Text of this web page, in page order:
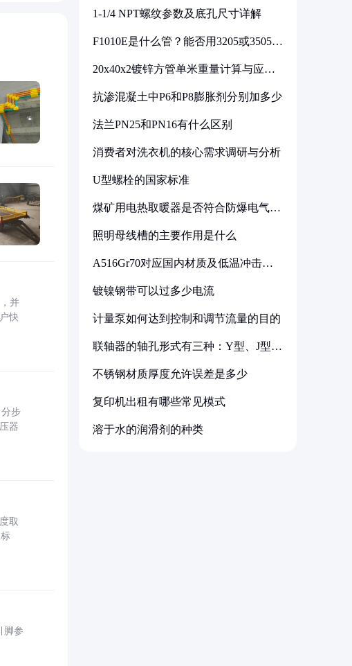
并
快
步
器
取
脚参
1-1/4 NPT螺纹参数及底孔尺寸详解
F1010E是什么管？能否用3205或3505代
20x40x2镀锌方管单米重量计算与应用
抗渗混凝土中P6和P8膨胀剂分别加多少
法兰PN25和PN16有什么区别
消费者对洗衣机的核心需求调研与分析
U型螺栓的国家标准
煤矿用电热取暖器是否符合防爆电气设
照明母线槽的主要作用是什么
A516Gr70对应国内材质及低温冲击要
镀镍钢带可以过多少电流
计量泵如何达到控制和调节流量的目的
联轴器的轴孔形式有三种：Y型、J型、
不锈钢材质厚度允许误差是多少
复印机出租有哪些常见模式
溶于水的润滑剂的种类